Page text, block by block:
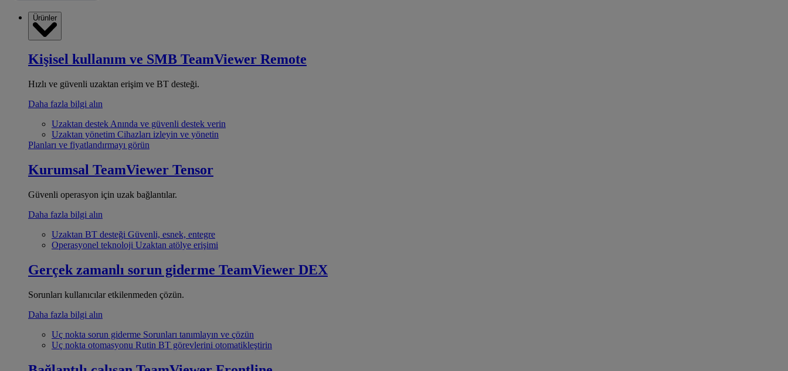
Ürünler
Kişisel kullanım ve SMB TeamViewer Remote
Hızlı ve güvenli uzaktan erişim ve BT desteği.
Daha fazla bilgi alın
Uzaktan destek Anında ve güvenli destek verin
Uzaktan yönetim Cihazları izleyin ve yönetin
Planları ve fiyatlandırmayı görün
Kurumsal TeamViewer Tensor
Güvenli operasyon için uzak bağlantılar.
Daha fazla bilgi alın
Uzaktan BT desteği Güvenli, esnek, entegre
Operasyonel teknoloji Uzaktan atölye erişimi
Gerçek zamanlı sorun giderme TeamViewer DEX
Sorunları kullanıcılar etkilenmeden çözün.
Daha fazla bilgi alın
Uç nokta sorun giderme Sorunları tanımlayın ve çözün
Uç nokta otomasyonu Rutin BT görevlerini otomatikleştirin